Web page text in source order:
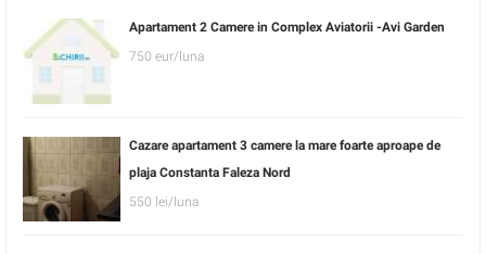
Apartament 2 Camere in Complex Aviatorii -Avi Garden
750 eur/luna
Cazare apartament 3 camere la mare foarte aproape de
plaja Constanta Faleza Nord
550 lei/luna